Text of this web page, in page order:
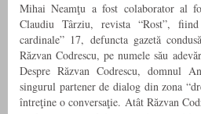
Mihai Neamţu a fost colaborator al
Claudiu Târziu, revista “Rost”,
cardinale” 17, defuncta gazetă
Răzvan Codrescu, pe numele său
Despre Răzvan Codrescu, domnul
singurul partener de dialog din zona
întreţine o conversaţie. Atât Răzvan